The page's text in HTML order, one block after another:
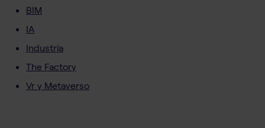
BIM
IA
Industria
The Factory
Vr y Metaverso